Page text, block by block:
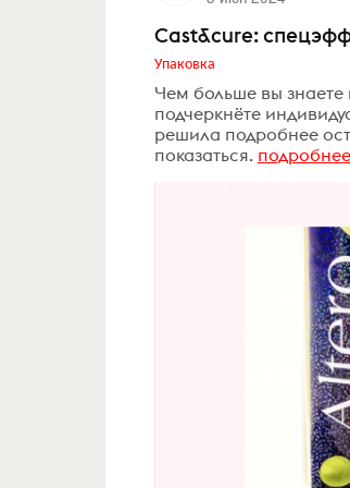
Cast&cure:
Упаковка
Чем больше вы знаете
подчеркнёте
решила подробнее
показаться. подробнее